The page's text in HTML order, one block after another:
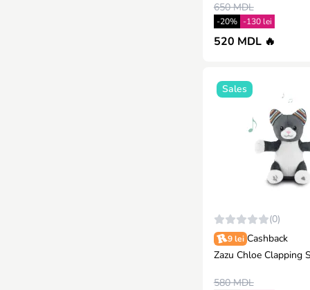
650 MDL
-20% -130 lei
520 MDL 🔥
Sales
(0)
9 lei Cashback
Zazu Chloe Clapping
580 MDL